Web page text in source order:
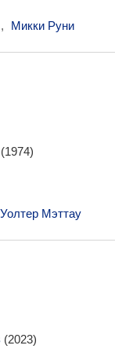
,
Микки Руни
(1974)
Уолтер Мэттау
(2023)